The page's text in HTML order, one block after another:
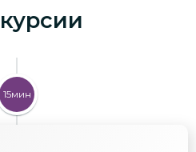
15мин